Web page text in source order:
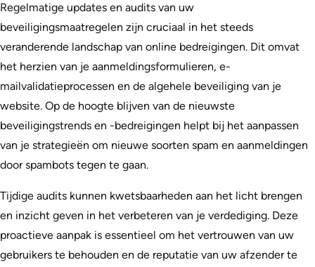
Regelmatige updates en audits van uw
beveiligingsmaatregelen zijn cruciaal in het steeds
veranderende landschap van online bedreigingen. Dit omvat
het herzien van je aanmeldingsformulieren, e-
mailvalidatieprocessen en de algehele beveiliging van je
website. Op de hoogte blijven van de nieuwste
beveiligingstrends en -bedreigingen helpt bij het aanpassen
van je strategieën om nieuwe soorten spam en aanmeldingen
door spambots tegen te gaan.
Tijdige audits kunnen kwetsbaarheden aan het licht brengen
en inzicht geven in het verbeteren van je verdediging. Deze
proactieve aanpak is essentieel om het vertrouwen van uw
gebruikers te behouden en de reputatie van uw afzender te